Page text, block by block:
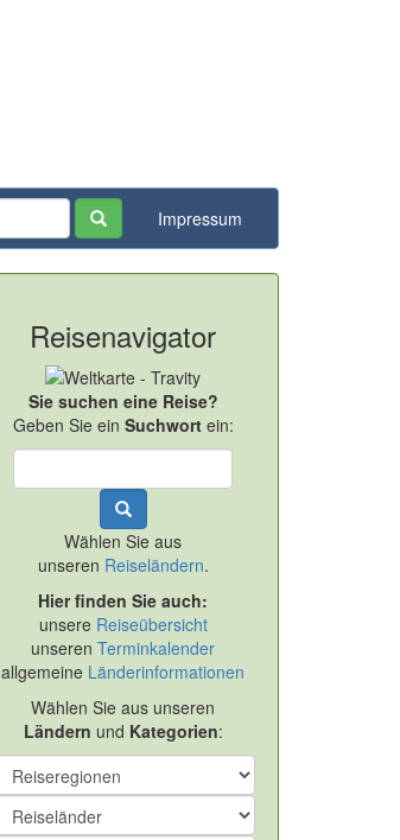
Impressum
Reisenavigator
Sie suchen eine Reise?
Geben Sie ein Suchwortein:
Wählen Sie aus
unseren Reiseländern.
Hier finden Sie auch:
unsere Reiseübersicht
unserenTerminkalender
allgemeine Länderinformationen
Wählen Sie aus unseren
Ländern und Kategorien: